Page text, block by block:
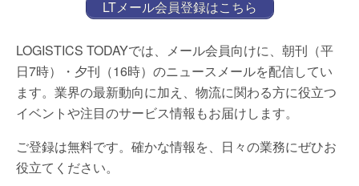
LTメール会員登録はこちら
LOGISTICS TODAYでは、メール会員向けに、朝刊（平
日7時）・夕刊（16時）のニュースメールを配信してい
ます。業界の最新動向に加え、物流に関わる方に役立つ
イベントや注目のサービス情報もお届けします。
ご登録は無料です。確かな情報を、日々の業務にぜひお
役立てください。